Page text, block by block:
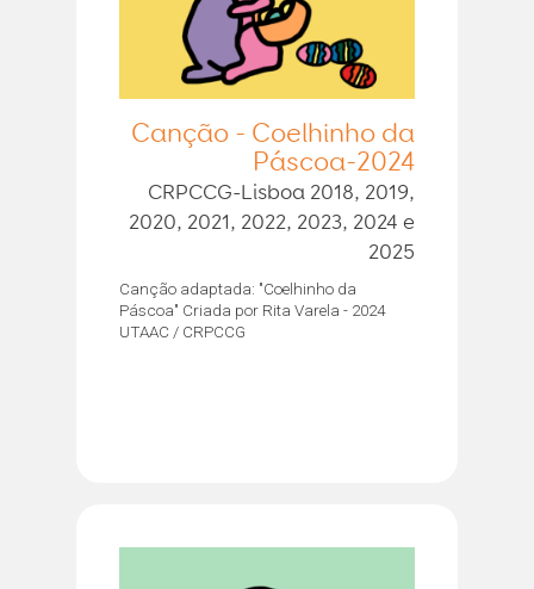
Canção - Coelhinho da
Páscoa-2024
CRPCCG-Lisboa 2018, 2019,
2020, 2021, 2022, 2023, 2024 e
2025
Canção adaptada: "Coelhinho da
Páscoa" Criada por Rita Varela - 2024
UTAAC / CRPCCG